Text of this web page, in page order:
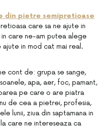
din pietre semipretioase
care sa ne ajute in
in care ne-am putea alege
in mod cat mai real.
cont de: grupa se sange,
apa, aer, foc, pamant,
pe care o are piatra
de cea a pietrei, profesia,
lunii, ziua din saptamana in
care ne intereseaza ca